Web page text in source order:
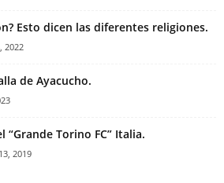
Esto dicen las diferentes religiones.
2022
de Ayacucho.
Torino FC” Italia.
2019